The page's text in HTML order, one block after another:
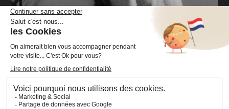
J’accepte lapolitique de confidentialité
concernant l’utilisation de mes données personnelles.
Voir plus